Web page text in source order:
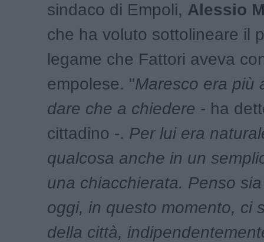
sindaco di Empoli, Alessio
che ha voluto sottolineare il
legame che Fattori aveva
empolese. "Maresco era più
dare che a chiedere - ha
cittadino -. Per lui era
qualcosa anche in un
una chiacchierata. Penso
oggi, in questo momento, ci
della città,